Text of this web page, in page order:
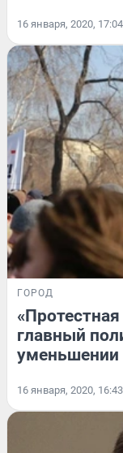
16 января, 2020, 17:04
ГОРОД
главный
уменьшении
16 января, 2020, 16:43